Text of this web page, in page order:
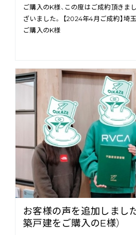
ご購入のK様、この度はご成約頂きま
ざいました。 【2024年4月ご成約】埼
ご購入のK様
お客様の声を追加しました
築戸建をご購入のE様）